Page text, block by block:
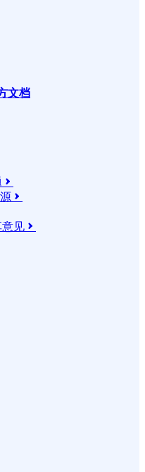
文档


意见 